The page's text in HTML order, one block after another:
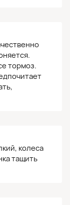
тормоз.
колеса
тащить